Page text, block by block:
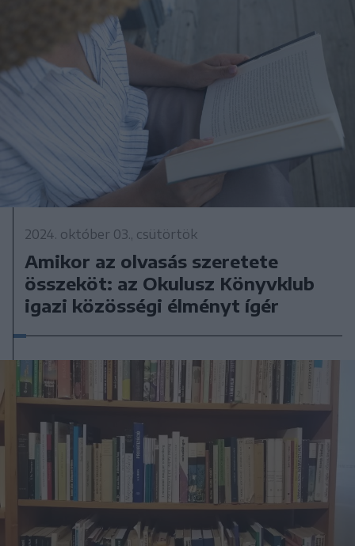
2024. október 03., csütörtök
Amikor az olvasás szeretete
összeköt: az Okulusz Könyvklub
igazi közösségi élményt ígér